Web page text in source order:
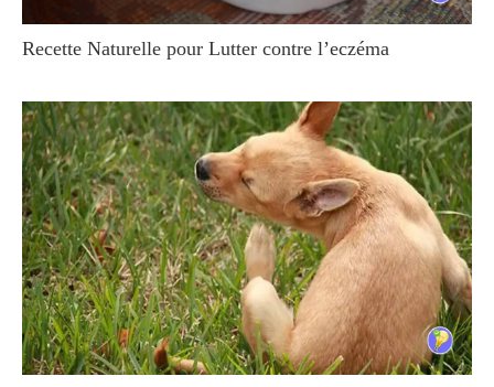
Recette Naturelle pour Lutter contre l’eczéma